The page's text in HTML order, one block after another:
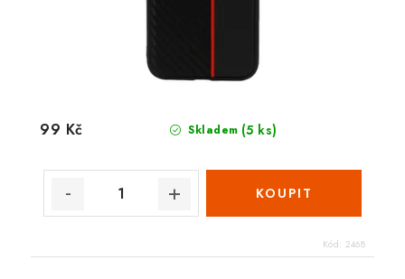
Skladem (5 ks)
99 Kč
Kód: 2468